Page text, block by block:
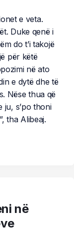
e veta.
Duke qenë i
do t’i takojë
për këtë
në ato
e dytë dhe të
Nëse thua që
s’po thoni
tha Alibeaj.
në